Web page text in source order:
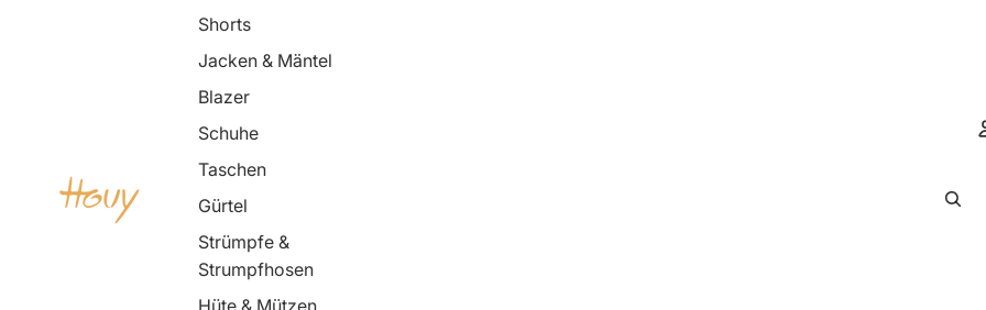
Shorts
Jacken & Mäntel
Blazer
Schuhe
Taschen
Gürtel
Strümpfe &
Strumpfhosen
Hüte & Mützen